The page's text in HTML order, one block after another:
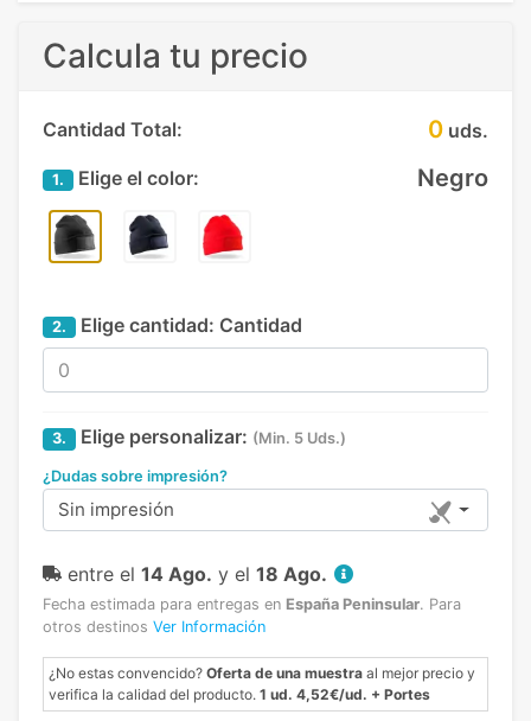
Calcula tu precio
Cantidad Total: 0 uds.
1. Elige el color: Negro
2. Elige cantidad: Cantidad
3. Elige personalizar: (Min. 5 Uds.)
¿Dudas sobre impresión?
Sin impresión
entre el 14 Ago. y el 18 Ago.
Fecha estimada para entregas en España Peninsular. Para
otros destinos Ver Información
¿No estas convencido? Oferta de una muestra al mejor precio y
verifica la calidad del producto. 1 ud. 4,52€/ud. + Portes